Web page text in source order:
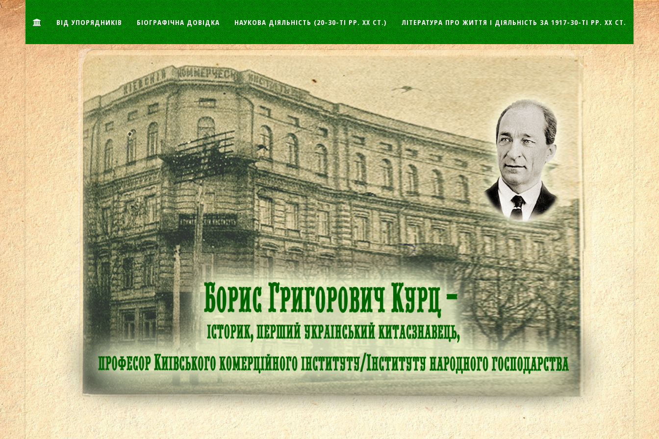
\
Шаблоны Joomlaздесь
ВІД УПОРЯДНИКІВ БІОГРАФІЧНА ДОВІДКА НАУКОВА ДІЯЛЬНІСТЬ (20-30-ТІ РР. ХХ СТ.) ЛІТЕРАТУРА ПРО ЖИТТЯ І ДІЯЛЬНІСТЬ ЗА 1917-30-ТІ РР. ХХ СТ.